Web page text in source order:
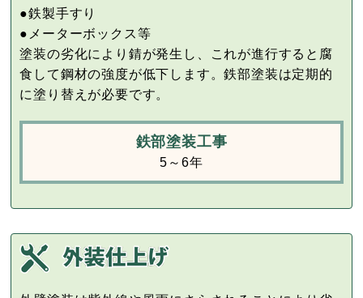
●鉄製手すり
●メーターボックス等
塗装の劣化により錆が発生し、これが進行すると腐
食して鋼材の強度が低下します。鉄部塗装は定期的
に塗り替えが必要です。
鉄部塗装工事
5～6年